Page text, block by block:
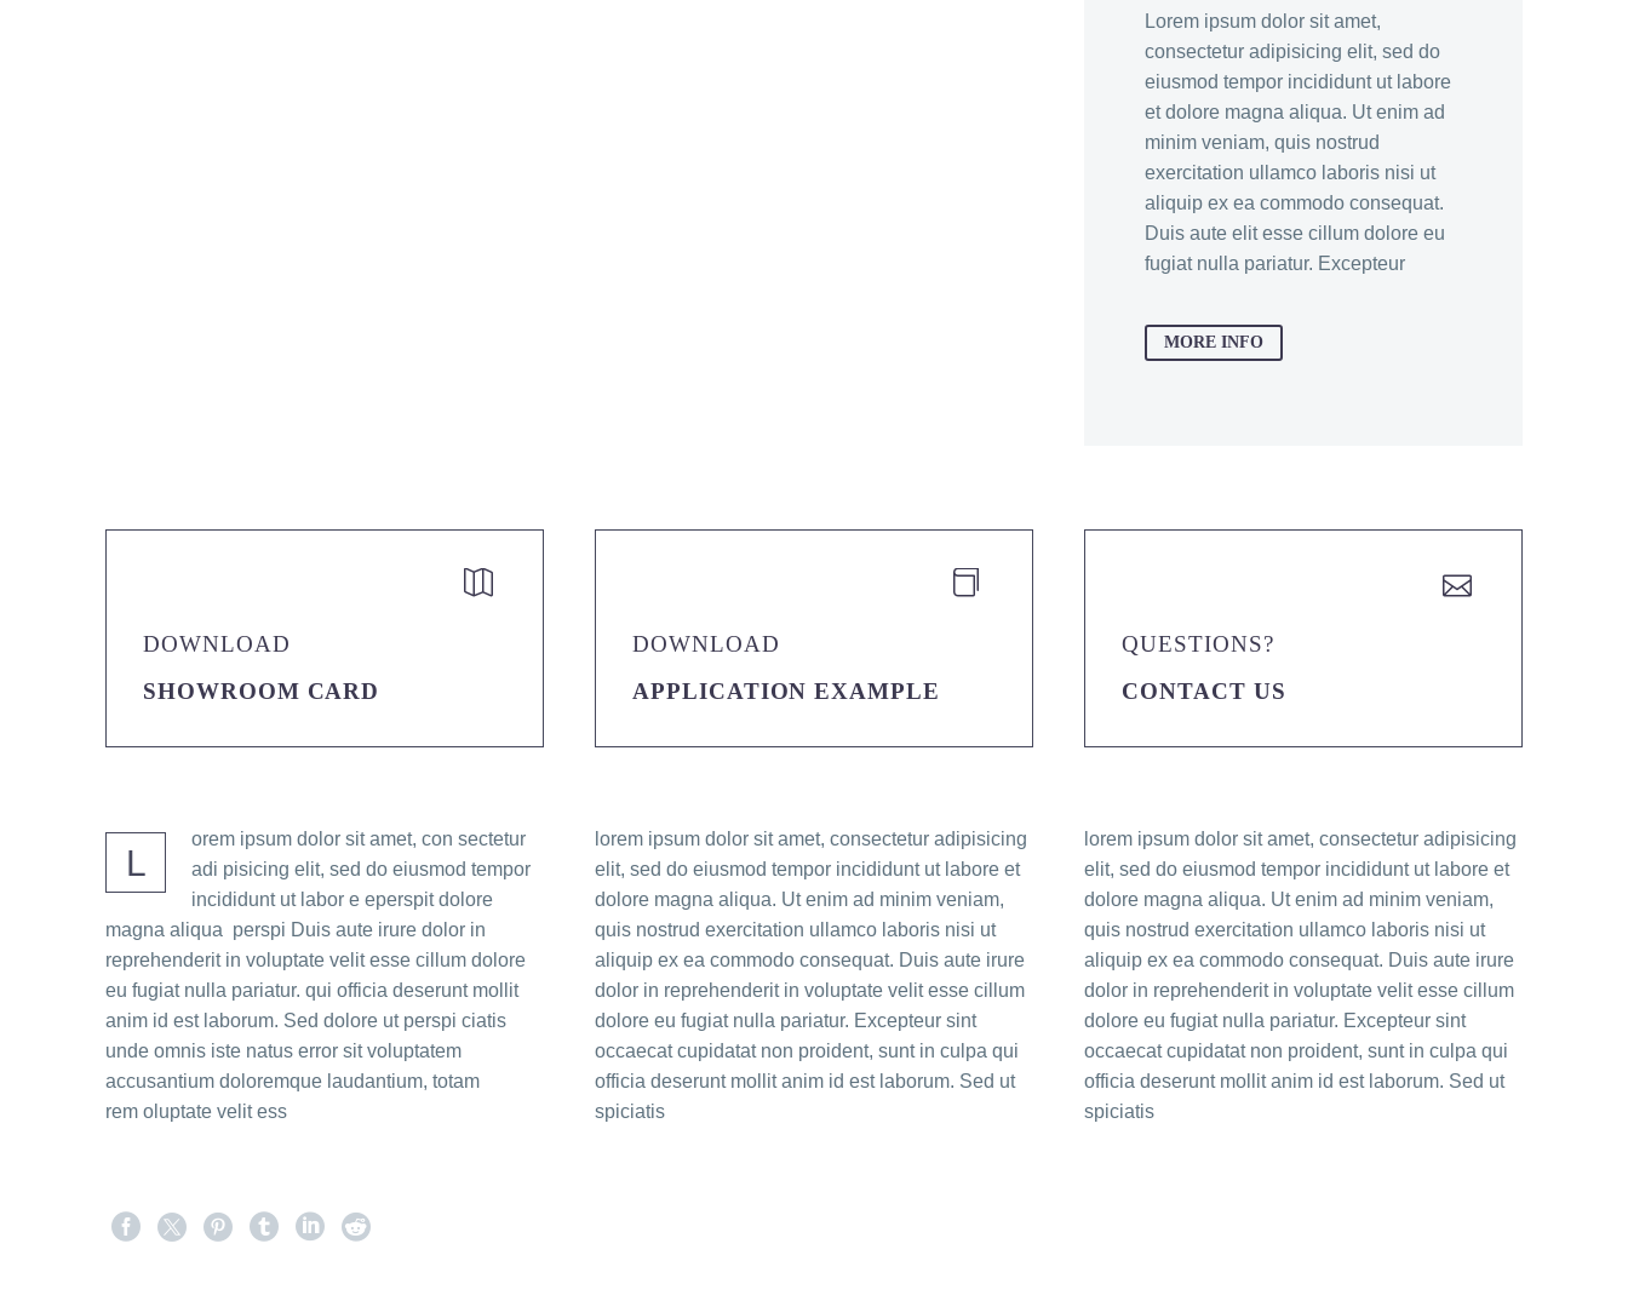
Lorem ipsum dolor sit amet,
consectetur adipisicing elit, sed do
eiusmod tempor incididunt ut labore
et dolore magna aliqua. Ut enim ad
minim veniam, quis nostrud
exercitation ullamco laboris nisi ut
aliquip ex ea commodo consequat.
Duis aute elit esse cillum dolore eu
fugiat nulla pariatur. Excepteur
MORE INFO


DOWNLOAD
SHOWROOM CARD


DOWNLOAD
APPLICATION EXAMPLE


QUESTIONS?
CONTACT US
L
orem ipsum dolor sit amet, con sectetur
adi pisicing elit, sed do eiusmod tempor
incididunt ut labor e eperspit dolore
magna aliqua perspi Duis aute irure dolor in
reprehenderit in voluptate velit esse cillum dolore
eu fugiat nulla pariatur. qui officia deserunt mollit
anim id est laborum. Sed dolore ut perspi ciatis
unde omnis iste natus error sit voluptatem
accusantium doloremque laudantium, totam
rem oluptate velit ess
lorem ipsum dolor sit amet, consectetur adipisicing
elit, sed do eiusmod tempor incididunt ut labore et
dolore magna aliqua. Ut enim ad minim veniam,
quis nostrud exercitation ullamco laboris nisi ut
aliquip ex ea commodo consequat. Duis aute irure
dolor in reprehenderit in voluptate velit esse cillum
dolore eu fugiat nulla pariatur. Excepteur sint
occaecat cupidatat non proident, sunt in culpa qui
officia deserunt mollit anim id est laborum. Sed ut
spiciatis
lorem ipsum dolor sit amet, consectetur adipisicing
elit, sed do eiusmod tempor incididunt ut labore et
dolore magna aliqua. Ut enim ad minim veniam,
quis nostrud exercitation ullamco laboris nisi ut
aliquip ex ea commodo consequat. Duis aute irure
dolor in reprehenderit in voluptate velit esse cillum
dolore eu fugiat nulla pariatur. Excepteur sint
occaecat cupidatat non proident, sunt in culpa qui
officia deserunt mollit anim id est laborum. Sed ut
spiciatis